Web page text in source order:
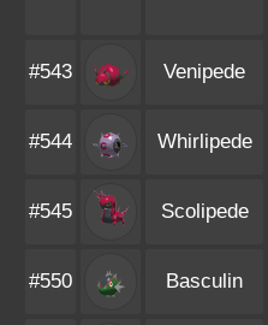
#543 Venipede
#544 Whirlipede
#545 Scolipede
#550 Basculin